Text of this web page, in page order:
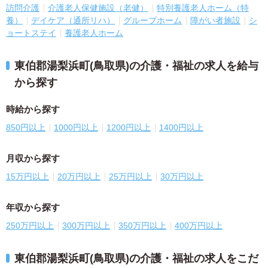
訪問介護 介護老人保健施設（老健）
特別養護老人ホーム（特
養）
デイケア（通所リハ） グループホーム 障がい者施設
シ
ョートステイ
養護老人ホーム
東伯郡湯梨浜町(鳥取県)の介護・福祉の求人を給与
から探す
時給から探す
850円以上 1000円以上 1200円以上 1400円以上
月収から探す
15万円以上 20万円以上 25万円以上 30万円以上
年収から探す
250万円以上 300万円以上 350万円以上 400万円以上
東伯郡湯梨浜町(鳥取県)の介護・福祉の求人をこだ